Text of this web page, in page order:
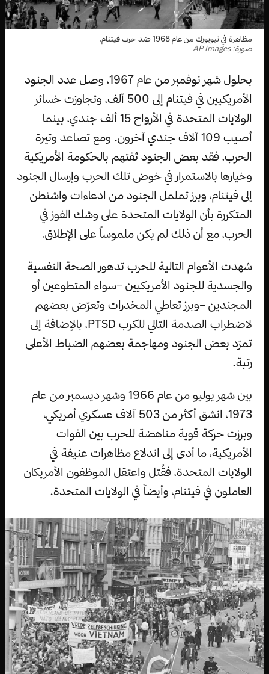
مظاهرة في نيويورك من عام 1968 ضد حرب فيتنام.
صورة: AP Images
بحلول شهر نوفمبر من عام 1967، وصل عدد الجنود
الأمريكيين في فيتنام إلى 500 ألف، وتجاوزت خسائر
الولايات المتحدة في الأرواح 15 ألف جندي، بينما
أصيب 109 آلاف جندي آخرون. ومع تصاعد وتيرة
الحرب، فقد بعض الجنود ثقتهم بالحكومة الأمريكية
وخيارها بالاستمرار في خوض تلك الحرب وإرسال الجنود
إلى فيتنام، وبرز تململ الجنود من ادعاءات واشنطن
المتكررة بأن الولايات المتحدة على وشك الفوز في
الحرب، مع أن ذلك لم يكن ملموساً على الإطلاق.
شهدت الأعوام التالية للحرب تدهور الصحة النفسية
والجسدية للجنود الأمريكيين –سواء المتطوعين أو
المجندين –وبرز تعاطي المخدرات وتعرّض بعضهم
لاضطراب الصدمة التالي للكرب PTSD، بالإضافة إلى
تمرّد بعض الجنود ومهاجمة بعضهم الضباط الأعلى
رتبة.
بين شهر يوليو من عام 1966 وشهر ديسمبر من عام
1973، انشق أكثر من 503 آلاف عسكري أمريكي،
وبرزت حركة قوية مناهضة للحرب بين القوات
الأمريكية، ما أدى إلى اندلاع مظاهرات عنيفة في
الولايات المتحدة، فقُتل واعتقل الموظفون الأمريكان
العاملون في فيتنام، وأيضاً في الولايات المتحدة.